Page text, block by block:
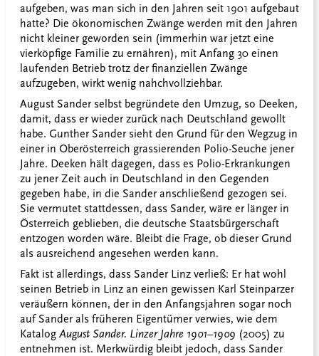
aufgeben, was man sich in den Jahren seit 1901 aufgebaut
hatte? Die ökonomischen Zwänge werden mit den Jahren
nicht kleiner geworden sein (immerhin war jetzt eine
vierköpfige Familie zu ernähren), mit Anfang 30 einen
laufenden Betrieb trotz der finanziellen Zwänge
aufzugeben, wirkt wenig nahchvollziehbar.
August Sander selbst begründete den Umzug, so Deeken,
damit, dass er wieder zurück nach Deutschland gewollt
habe. Gunther Sander sieht den Grund für den Wegzug in
einer in Oberösterreich grassierenden Polio-Seuche jener
Jahre. Deeken hält dagegen, dass es Polio-Erkrankungen
zu jener Zeit auch in Deutschland in den Gegenden
gegeben habe, in die Sander anschließend gezogen sei.
Sie vermutet stattdessen, dass Sander, wäre er länger in
Österreich geblieben, die deutsche Staatsbürgerschaft
entzogen worden wäre. Bleibt die Frage, ob dieser Grund
als ausreichend angesehen werden kann.
Fakt ist allerdings, dass Sander Linz verließ: Er hat wohl
seinen Betrieb in Linz an einen gewissen Karl Steinparzer
veräußern können, der in den Anfangsjahren sogar noch
auf Sander als früheren Eigentümer verwies, wie dem
Katalog August Sander. Linzer Jahre 1901–1909 (2005) zu
entnehmen ist. Merkwürdig bleibt jedoch, dass Sander